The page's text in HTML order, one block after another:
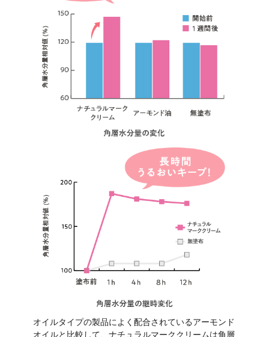
育児雑誌で
クチコミ人気ランキ